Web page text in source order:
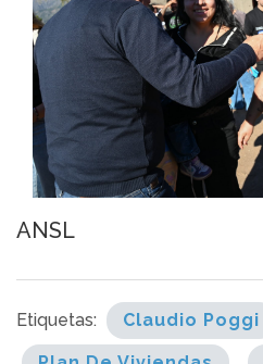
ANSL
Etiquetas: Claudio Poggi